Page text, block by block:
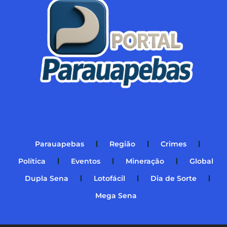
Parauapebas Região
Crimes
Política
Eventos Mineração
Global
Dupla Sena
Lotofácil
Dia de Sorte
Mega Sena